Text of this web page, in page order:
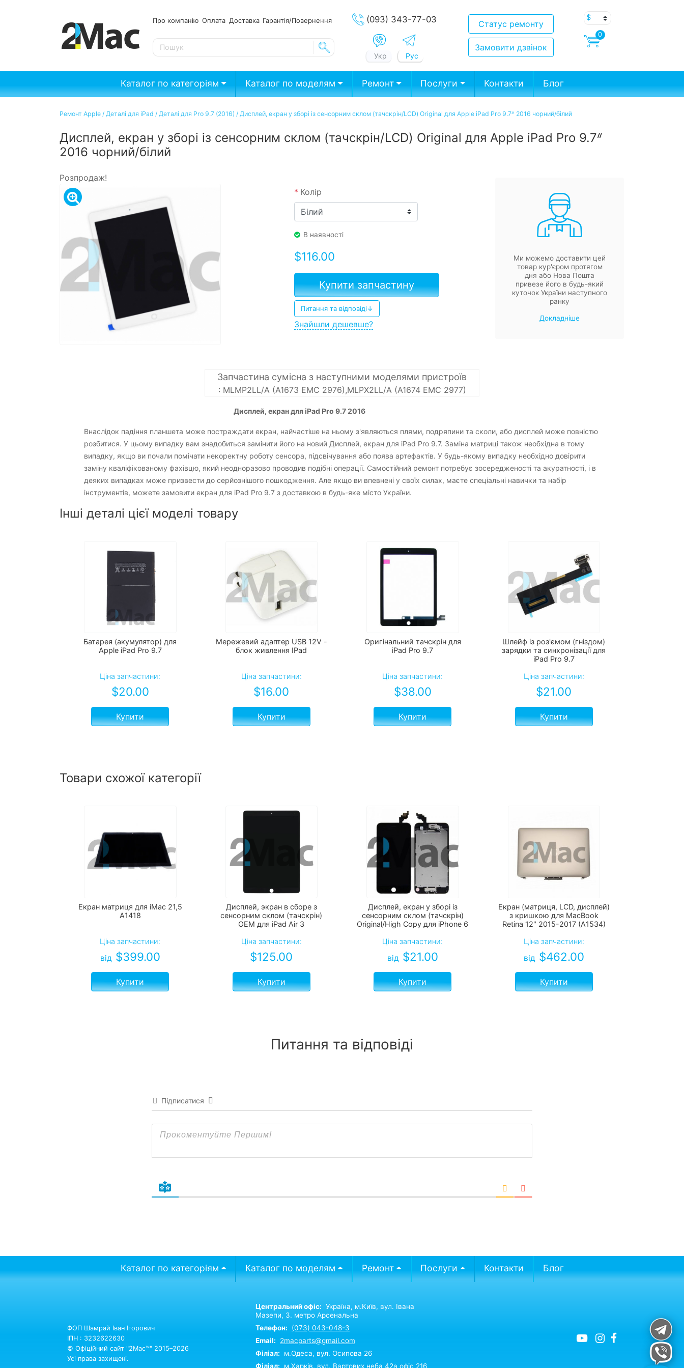
Про компанію Оплата Доставка Гарантія/Повернення
SE
(093) 343-77-03
Укр Рус
Статус ремонту
Замовити дзвінок
0
Каталог по категоріям Каталог по моделям Ремонт Послуги Контакти Блог
Ремонт Apple / Деталі для iPad / Деталі для Pro 9.7 (2016) / Дисплей, екран у зборі із сенсорним склом (тачскрін/LCD) Original для Apple iPad Pro 9.7ᐥ 2016 чорний/білий
Дисплей, екран у зборі із сенсорним склом (тачскрін/LCD) Original для Apple iPad Pro 9.7ᐥ
2016 чорний/білий
Розпродаж!
* Колір
В наявності
$116.00
Купити запчастину
Питання та відповіді↓
Знайшли дешевше?
Ми можемо доставити цей
товар кур'єром протягом
дня або Нова Пошта
привезе його в будь-який
куточок України наступного
ранку
Докладніше
Запчастина сумісна з наступними моделями пристроїв
: MLMP2LL/A (A1673 EMC 2976),MLPX2LL/A (A1674 EMC 2977)
Дисплей, екран для iPad Pro 9.7 2016
Внаслідок падіння планшета може постраждати екран, найчастіше на ньому з'являються плями, подряпини та сколи, або дисплей може повністю
розбитися. У цьому випадку вам знадобиться замінити його на новий Дисплей, екран для iPad Pro 9.7. Заміна матриці також необхідна в тому
випадку, якщо ви почали помічати некоректну роботу сенсора, підсвічування або поява артефактів. У будь-якому випадку необхідно довірити
заміну кваліфікованому фахівцю, який неодноразово проводив подібні операції. Самостійний ремонт потребує зосередженості та акуратності, і в
деяких випадках може призвести до серйознішого пошкодження. Але якщо ви впевнені у своїх силах, маєте спеціальні навички та набір
інструментів, можете замовити екран для iPad Pro 9.7 з доставкою в будь-яке місто України.
Інші деталі цієї моделі товару
Батарея (акумулятор) для
Apple iPad Pro 9.7
Ціна запчастини:
$20.00
Купити
Мережевий адаптер USB 12V -
блок живлення IPad
Ціна запчастини:
$16.00
Купити
Оригінальний тачскрін для
iPad Pro 9.7
Ціна запчастини:
$38.00
Купити
Шлейф із роз'ємом (гніздом)
зарядки та синхронізації для
iPad Pro 9.7
Ціна запчастини:
$21.00
Купити
Товари схожої категорії
Екран матриця для iMac 21,5
A1418
Ціна запчастини:
від $399.00
Купити
Дисплей, экран в сборе з
сенсорним склом (тачскрін)
OEM для iPad Air 3
Ціна запчастини:
$125.00
Купити
Дисплей, екран у зборі із
сенсорним склом (тачскрін)
Original/High Copy для iPhone 6
Ціна запчастини:
від $21.00
Купити
Екран (матриця, LCD, дисплей)
з кришкою для MacBook
Retina 12" 2015-2017 (A1534)
Ціна запчастини:
від $462.00
Купити
Питання та відповіді
Підписатися
Каталог по категоріям Каталог по моделям Ремонт Послуги Контакти Блог
ФОП Шамрай Іван Ігорович
ІПН : 3232622630
© Офіційний сайт "2Mac™" 2015–2026
Усі права захищені.
Центральний офіс: Україна, м.Київ, вул. Івана
Мазепи, 3. метро Арсенальна
Телефон:
(073) 043-048-3
Email:
2macparts@gmail.com
Філіал:
м.Одеса, вул. Осипова 26
Філіал:
м.Харків, вул. Вартових неба 42а офіс 216